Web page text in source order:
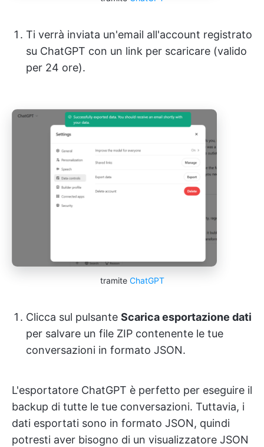
Ti verrà inviata un'email all'account registrato
su ChatGPT con un link per scaricare (valido
per 24 ore).
tramite ChatGPT
Clicca sul pulsante Scarica esportazione dati
per salvare un file ZIP contenente le tue
conversazioni in formato JSON.
L'esportatore ChatGPT è perfetto per eseguire il
backup di tutte le tue conversazioni. Tuttavia, i
dati esportati sono in formato JSON, quindi
potresti aver bisogno di un visualizzatore JSON